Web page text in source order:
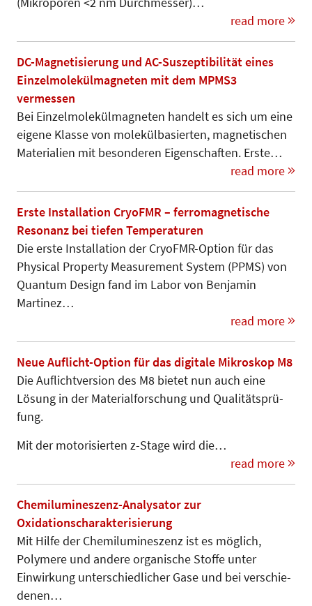
read more
DC-Magnetisierung und AC-Suszeptibilität eines
Einzelmolekülmagneten mit dem MPMS3
vermessen
Bei Einzelmolekülmagneten handelt es sich um eine
eigene Klasse von molekülbasierten, magnetischen
Ma­te­­rialien mit besonderen Eigen­schaften. Erste…
read more
Erste Installation CryoFMR – ferromagnetische
Resonanz bei tiefen Temperaturen
Die erste Installation der CryoFMR-Option für das
Physical Property Meas­urement System (PPMS) von
Quantum Design fand im Labor von Benjamin
Martinez…
read more
Neue Auflicht-Option für das digitale Mikroskop M8
Die Auflichtversion des M8 bietet nun auch eine
Lösung in der Ma­te­rial­forschung und Qualitätsprü­
fung.
Mit der motorisierten z-Stage wird die…
read more
Chemilumineszenz-Analysator zur
Oxidationscharakterisierung
Mit Hilfe der Chemilumineszenz ist es möglich,
Polymere und andere organische Stoffe unter
Einwirkung unterschiedlicher Gase und bei verschie­
denen…